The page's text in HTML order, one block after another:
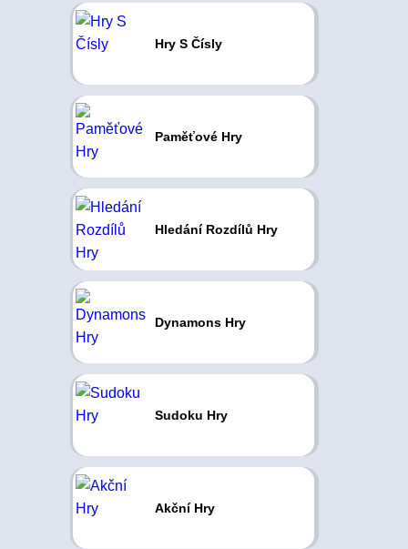
Hry S Čísly
Paměťové Hry
Hledání Rozdílů Hry
Dynamons Hry
Sudoku Hry
Akční Hry